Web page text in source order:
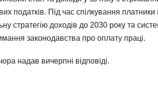
податків. Під час спілкування
доходів до 2030 року та
законодавства про оплату праці.
надав вичерпні відповіді.